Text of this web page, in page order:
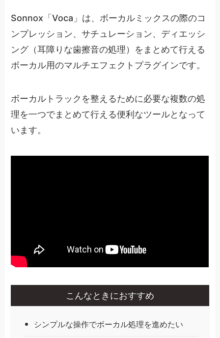
Sonnox「Voca」は、ボーカルミックスの際のコ
ンプレッション、サチュレーション、ディエッシ
ング（耳障りな歯擦音の処理）をまとめて行える
ボーカル用のマルチエフェクトプラグインです。
ボーカルトラックを整えるために必要な複数の処
理を一つでまとめて行える便利なツールとなって
います。
こんなときにおすすめ
シンプルな操作でボーカル処理を進めたい